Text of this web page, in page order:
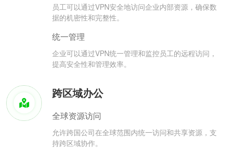
员工可以通过VPN安全地访问企业内部资源，确保数
据的机密性和完整性。
统一管理
企业可以通过VPN统一管理和监控员工的远程访问，
提高安全性和管理效率。
跨区域办公
全球资源访问
允许跨国公司在全球范围内统一访问和共享资源，支
持跨区域协作。